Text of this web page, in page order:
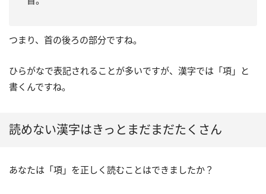
つまり、首の後ろの部分ですね。
ひらがなで表記されることが多いですが、漢字では「項」と
書くんですね。
読めない漢字はきっとまだまだたくさん
あなたは「項」を正しく読むことはできましたか？